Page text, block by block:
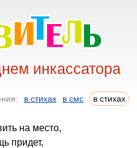
инкассатора
в стихах в смс в стихах
на место,
придет,